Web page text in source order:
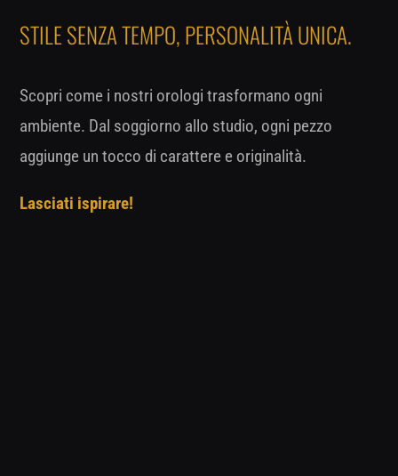
STILE SENZA TEMPO, PERSONALITÀ UNICA.
Scopri come i nostri orologi trasformano ogni
ambiente. Dal soggiorno allo studio, ogni pezzo
aggiunge un tocco di carattere e originalità.
Lasciati ispirare!